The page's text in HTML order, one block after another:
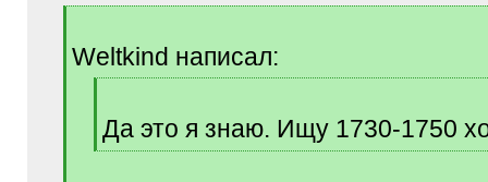
]
Weltkind написал:
]Да это я знаю. Ищу 1730-1750
[